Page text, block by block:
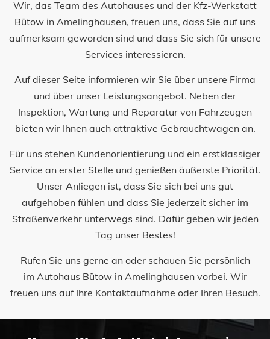
Wir, das Team des Autohauses und der Kfz-Werkstatt
Bütow in Amelinghausen, freuen uns, dass Sie auf uns
aufmerksam geworden sind und dass Sie sich für unsere
Services interessieren.
Auf dieser Seite informieren wir Sie über unsere Firma
und über unser Leistungsangebot. Neben der
Inspektion, Wartung und Reparatur von Fahrzeugen
bieten wir Ihnen auch attraktive Gebrauchtwagen an.
Für uns stehen Kundenorientierung und ein erstklassiger
Service an erster Stelle und genießen äußerste Priorität.
Unser Anliegen ist, dass Sie sich bei uns gut
aufgehoben fühlen und dass Sie jederzeit sicher im
Straßenverkehr unterwegs sind. Dafür geben wir jeden
Tag unser Bestes!
Rufen Sie uns gerne an oder schauen Sie persönlich
im Autohaus Bütow in Amelinghausen vorbei. Wir
freuen uns auf Ihre Kontaktaufnahme oder Ihren Besuch.